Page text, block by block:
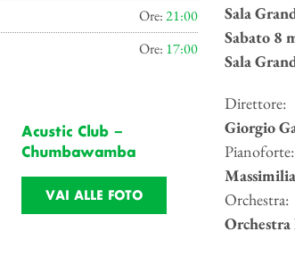
Ore:21:00
Ore: 17:00
Acustic Club –
Chumbawamba
VAI ALLE FOTO
Sala
Sabato 8
Sala
Direttore:
Giorgio
Pianoforte:
Orchestra: